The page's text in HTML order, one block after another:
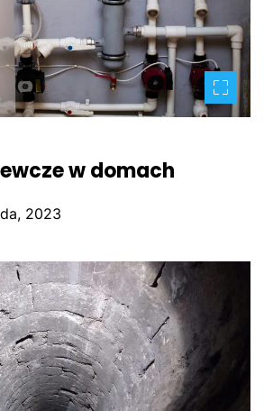
w domach
2023